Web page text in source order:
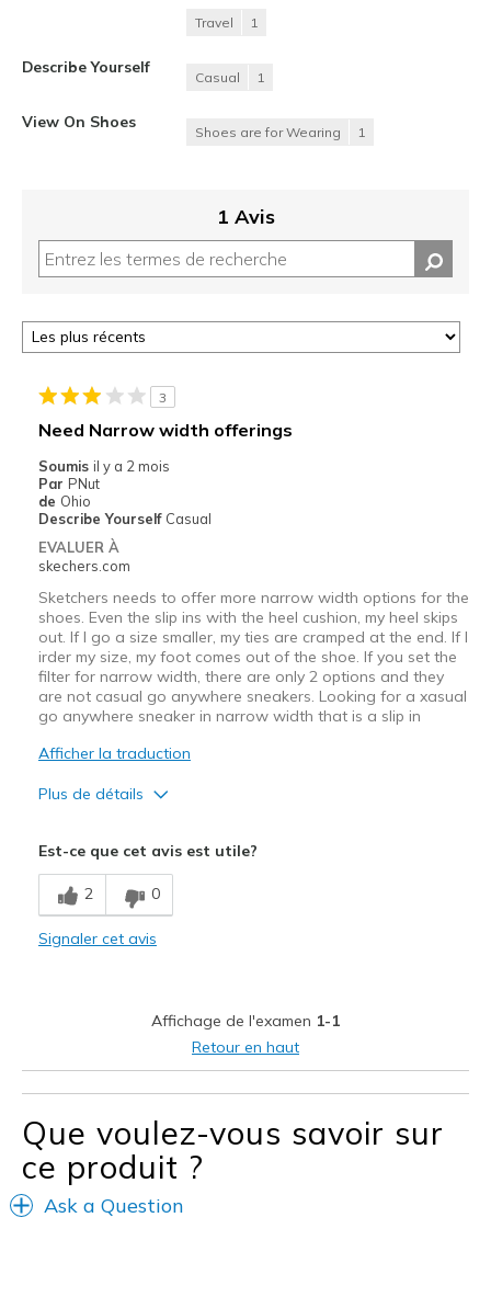
Travel 1
Describe Yourself
Casual 1
View On Shoes
Shoes are for Wearing 1
1 Avis
3
Need Narrow width offerings
Soumis il y a 2 mois
Par PNut
de Ohio
Describe Yourself Casual
EVALUER À
skechers.com
Sketchers needs to offer more narrow width options for the
shoes. Even the slip ins with the heel cushion, my heel skips
out. If I go a size smaller, my ties are cramped at the end. If I
irder my size, my foot comes out of the shoe. If you set the
filter for narrow width, there are only 2 options and they
are not casual go anywhere sneakers. Looking for a xasual
go anywhere sneaker in narrow width that is a slip in
Afficher la traduction
Plus de détails
Comfortable
Les meilleures utilisations
Casual Wear
Width
Feels true to width
Est-ce que cet avis est utile?
2 0
Signaler cet avis
Affichage de l'examen 1-1
Retour en haut
Que voulez-vous savoir sur
ce produit ?
Ask a Question